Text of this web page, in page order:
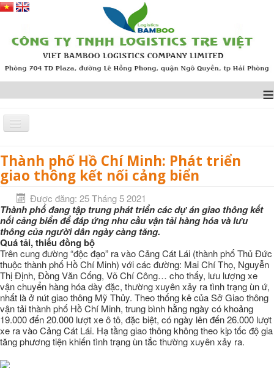
≡
Trang chủ
TIN TỨC
Thành phố Hồ Chí Minh: Phát triển giao thông kết nối cảng biển
Thành phố Hồ Chí Minh: Phát triển
giao thông kết nối cảng biển
Được đăng: 25 Tháng 5 2021
Thành phố đang tập trung phát triển các dự án giao thông kết
nối cảng biển để đáp ứng nhu cầu vận tải hàng hóa và lưu
thông của người dân ngày càng tăng.
Quá tải, thiếu đồng bộ
Trên cung đường “độc đạo” ra vào Cảng Cát Lái (thành phố Thủ Đức
thuộc thành phố Hồ Chí Minh) với các đường: Mai Chí Thọ, Nguyễn
Thị Định, Đồng Văn Cống, Võ Chí Công… cho thấy, lưu lượng xe
vận chuyển hàng hóa dày đặc, thường xuyên xảy ra tình trạng ùn ứ,
nhất là ở nút giao thông Mỹ Thủy. Theo thống kê của Sở Giao thông
vận tải thành phố Hồ Chí Minh, trung bình hằng ngày có khoảng
19.000 đến 20.000 lượt xe ô tô, đặc biệt, có ngày lên đến 26.000 lượt
xe ra vào Cảng Cát Lái. Hạ tầng giao thông không theo kịp tốc độ gia
tăng phương tiện khiến tình trạng ùn tắc thường xuyên xảy ra.